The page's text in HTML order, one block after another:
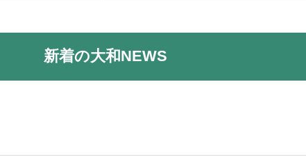
新着の大和NEWS